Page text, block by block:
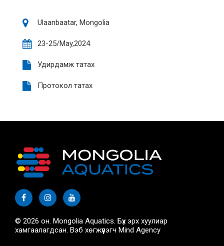
Ulaanbaatar, Mongolia
23-25/May,2024
Удирдамж татах
Протокол татах
© 2026 он. Mongolia Aquatics. Бүх эрх хуулиар
хамгаалагдсан. Вэб хөгжүүлэгч Mind Agency